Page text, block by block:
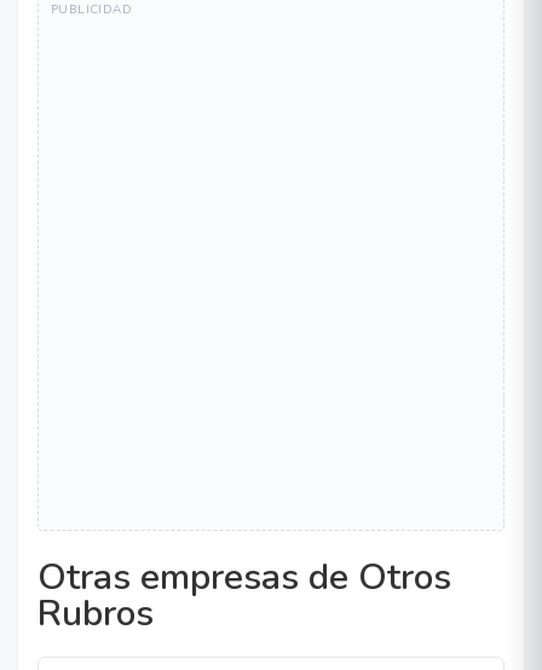
Otras empresas de Otros
Rubros